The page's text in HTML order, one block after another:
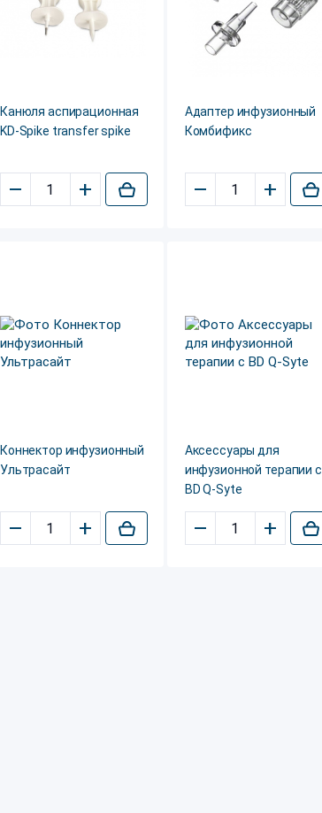
Канюля аспирационная
KD-Spike transfer spike
– +
Адаптер инфузионный
Комбификс
– +
Коннектор инфузионный
Ультрасайт
– +
Аксессуары для
инфузионной терапии с
BD Q-Syte
– +